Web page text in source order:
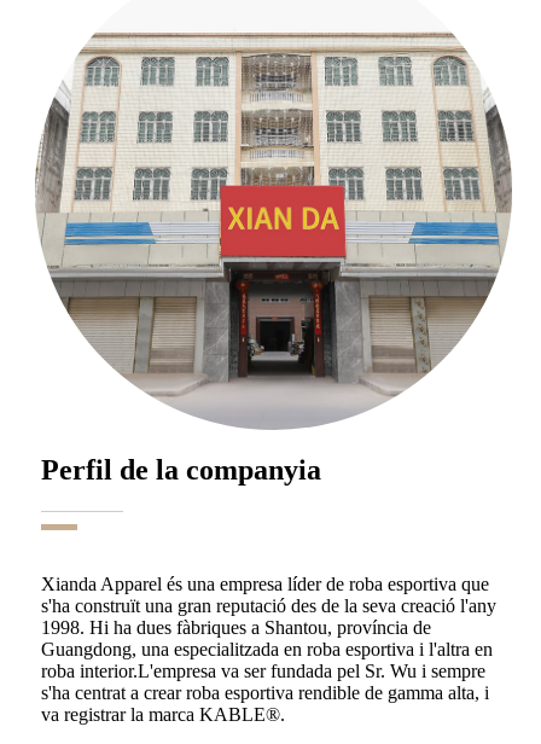
Perfil de la companyia
Xianda Apparel és una empresa líder de roba esportiva que
s'ha construït una gran reputació des de la seva creació l'any
1998. Hi ha dues fàbriques a Shantou, província de
Guangdong, una especialitzada en roba esportiva i l'altra en
roba interior.L'empresa va ser fundada pel Sr. Wu i sempre
s'ha centrat a crear roba esportiva rendible de gamma alta, i
va registrar la marca KABLE®.